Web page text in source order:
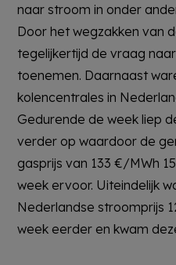
naar stroom in onder
Door het wegzakken van
tegelijkertijd de vraag
toenemen. Daarnaast
kolencentrales in
Gedurende de week liep
verder op waardoor de
gasprijs van 133 €/MWh
week ervoor. Uiteindelijk
Nederlandse stroomprijs
week eerder en kwam